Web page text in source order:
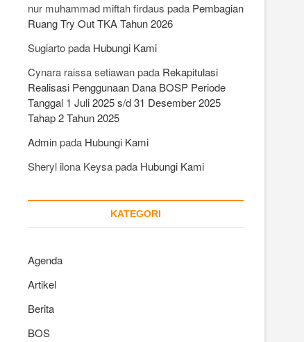
nur muhammad miftah firdaus pada Pembagian
Ruang Try Out TKA Tahun 2026
Sugiartopada Hubungi Kami
Cynara raissa setiawanpada Rekapitulasi
Realisasi Penggunaan Dana BOSP Periode
Tanggal 1 Juli 2025 s/d 31 Desember 2025
Tahap 2 Tahun 2025
Adminpada Hubungi Kami
Sheryl ilona Keysapada Hubungi Kami
KATEGORI
Agenda
Artikel
Berita
BOS